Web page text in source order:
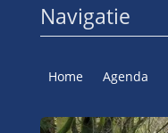
Navigatie
Home Agenda